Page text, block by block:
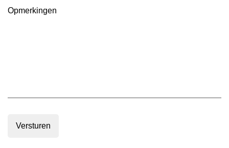
Opmerkingen
Versturen